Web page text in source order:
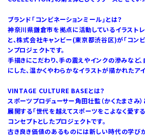
ブランド「コンビネーションミール」とは？
神奈川県鎌倉市を拠点に活動しているイラストレ
と、株式会社キャンビー(東京都渋谷区)が「コン
ンプロジェクトです。
手描きにこだわり、手の震えやインクの滲みなど
にした、温かくやわらかなイラストが描かれたア
VINTAGE CULTURE BASEとは？
スポーツプロデューサー角田壮監（かくたまさみ
展開する「世代を越えてスポーツをこよなく愛す
コンセプトとしたプロジェクトです。
古き良き価値のあるものには新しい時代の学びが